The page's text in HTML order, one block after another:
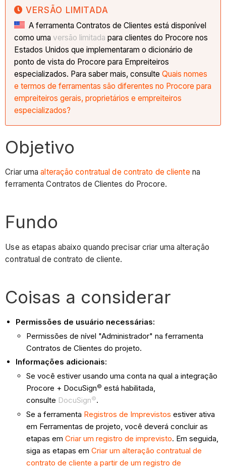
VERSÃO LIMITADA
A ferramenta Contratos de Clientes está disponível
como umaversão limitada para clientes do Procore nos
Estados Unidos que implementaram o dicionário de
ponto de vista do Procore para Empreiteiros
especializados. Para saber mais, consulteQuais nomes
e termos de ferramentas são diferentes no Procore para
empreiteiros gerais, proprietários e empreiteiros
especializados?
Objetivo
Criar umaalteração contratual de contrato de cliente na
ferramenta Contratos de Clientes do Procore.
Fundo
Use as etapas abaixo quando precisar criar uma alteração
contratual de contrato de cliente.
Coisas a considerar
Permissões de usuário necessárias:
Permissões de nível "Administrador" na ferramenta
Contratos de Clientes do projeto.
Informações adicionais:
Se você estiver usando uma conta na qual a integração
Procore + DocuSign© está habilitada,
consulte DocuSign©.
Se a ferramenta Registros de Imprevistos estiver ativa
em Ferramentas de projeto, você deverá concluir as
etapas emCriar um registro de imprevisto. Em seguida,
siga as etapas emCriar um alteração contratual de
contrato de cliente a partir de um registro de